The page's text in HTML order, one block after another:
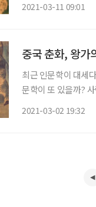
2021-03-11 09:01
중국 춘화, 왕가
최근 인문학이 대세
문학이 또 있을까?
2021-03-02 19:32